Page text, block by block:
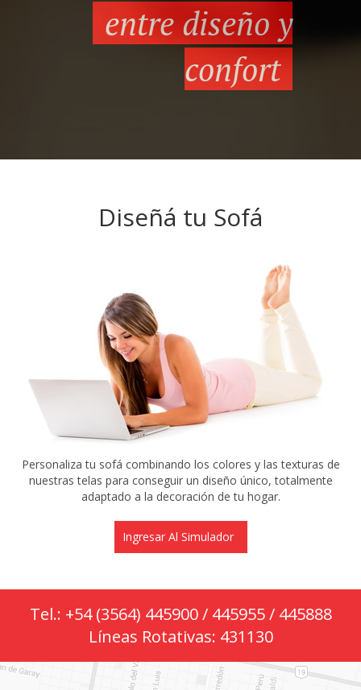
entre diseño y
confort
Diseñá tu Sofá
Personaliza tu sofá combinando los colores y las texturas de
nuestras telas para conseguir un diseño único, totalmente
adaptado a la decoración de tu hogar.
Ingresar Al Simulador
Tel.: +54 (3564) 445900 / 445955 / 445888
Líneas Rotativas: 431130